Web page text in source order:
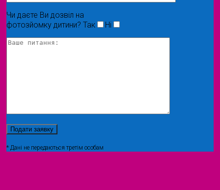
Чи даєте Ви дозвіл на
фотозйомку дитини? Так Ні
* Дані не передаються третім особам